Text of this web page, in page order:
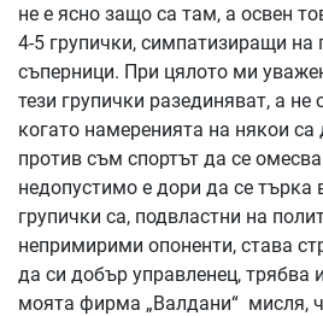
не е ясно защо са там, а освен
4-5 групички, симпатизиращи на
съперници. При цялото ми
тези групички разединяват, а
когато намеренията на някои са
против съм спортът да се
недопустимо е дори да се търка
групички са, подвластни на
непримирими опоненти, става
да си добър управленец, трябва
моята фирма „Валдани“ мисля,